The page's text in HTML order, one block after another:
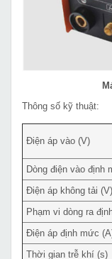
Thông số kỹ thuật:
Điện áp vào (V)
Dòng điện vào định
Điện áp không tải (V)
Phạm vi dòng ra
Điện áp định mức
Thời gian trễ khí (s)